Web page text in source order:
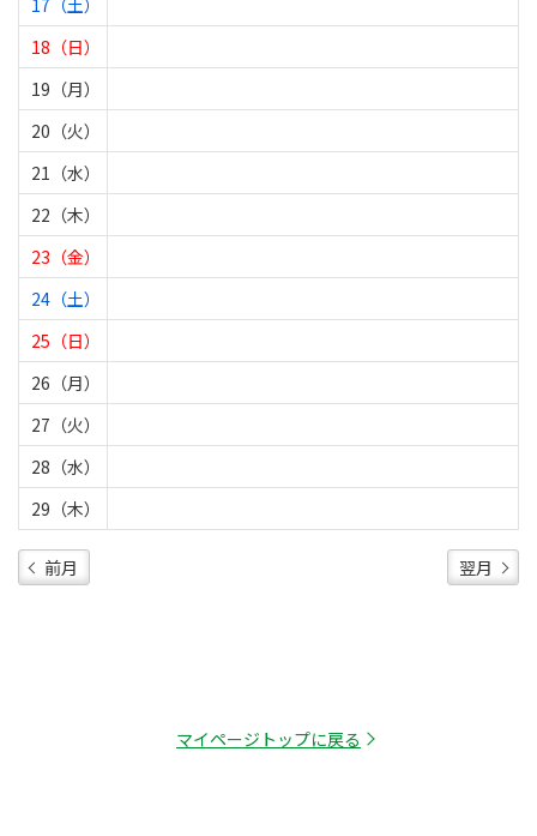
17（土）
18（日）
19（月）
20（火）
21（水）
22（木）
23（金）
24（土）
25（日）
26（月）
27（火）
28（水）
29（木）
前月 翌月
マイページトップに戻る